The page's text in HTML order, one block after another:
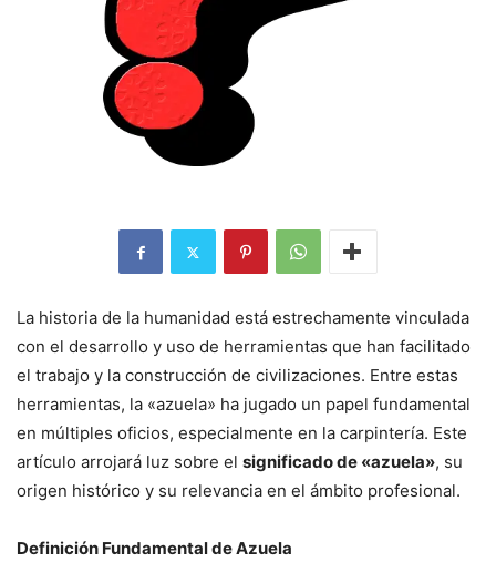
La historia de la humanidad está estrechamente vinculada
con el desarrollo y uso de herramientas que han facilitado
el trabajo y la construcción de civilizaciones. Entre estas
herramientas, la «azuela» ha jugado un papel fundamental
en múltiples oficios, especialmente en la carpintería. Este
artículo arrojará luz sobre el significado de «azuela», su
origen histórico y su relevancia en el ámbito profesional.
Definición Fundamental de Azuela